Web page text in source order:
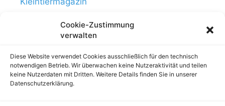
Cookie-Zustimmung
verwalten
Diese Website verwendet Cookies ausschließlich für den technisch
notwendigen Betrieb. Wir überwachen keine Nutzeraktivität und teilen
keine Nutzerdaten mit Dritten. Weitere Details finden Sie in unserer
Datenschutzerklärung.